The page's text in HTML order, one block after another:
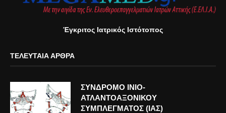
Έγκριτος Ιατρικός Ιστότοπος
ΤΕΛΕΥΤΑΊΑ ΆΡΘΡΑ
ΣΥΝΔΡΟΜΟ ΙΝΙΟ-
ΑΤΛΑΝΤΟΑΞΟΝΙΚΟΥ
ΣΥΜΠΛΕΓΜΑΤΟΣ (ΙΑΣ)